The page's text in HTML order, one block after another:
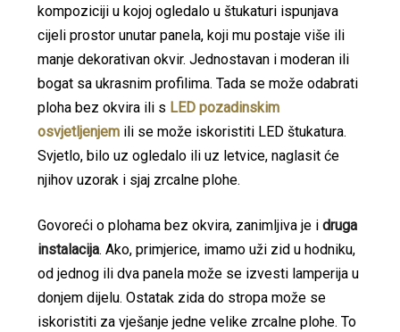
kompoziciji u kojoj ogledalo u štukaturi ispunjava
cijeli prostor unutar panela, koji mu postaje više ili
manje dekorativan okvir. Jednostavan i moderan ili
bogat sa ukrasnim profilima. Tada se može odabrati
ploha bez okvira ili s LED pozadinskim
osvjetljenjem ili se može iskoristiti LED štukatura.
Svjetlo, bilo uz ogledalo ili uz letvice, naglasit će
njihov uzorak i sjaj zrcalne plohe.
Govoreći o plohama bez okvira, zanimljiva je idruga
instalacija. Ako, primjerice, imamo uži zid u hodniku,
od jednog ili dva panela može se izvesti lamperija u
donjem dijelu. Ostatak zida do stropa može se
iskoristiti za vješanje jedne velike zrcalne plohe. To